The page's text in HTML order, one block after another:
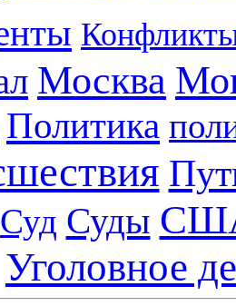
Москва
Политика
Суд Суды
Уголовное